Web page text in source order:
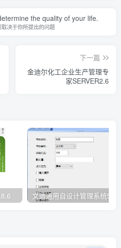
the quality of your life.
决于你所提出的问题
下一篇
金迪尔化工企业生产管理专
家SERVER2.6
文迪通用自设计管理系统